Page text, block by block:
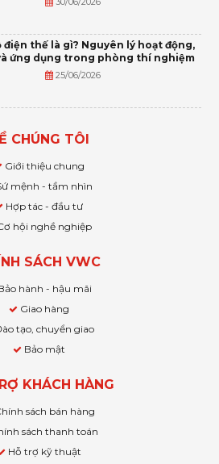
điện thế là gì? Nguyên lý hoạt động,
ứng dụng trong phòng thí nghiệm
25/06/2026
CHÚNG TÔI
Giới thiệu chung
mệnh - tầm nhìn
Hợp tác - đầu tư
hội nghề nghiệp
SÁCH VWC
hành - hậu mãi
Giao hàng
tạo, chuyển giao
Bảo mật
KHÁCH HÀNG
sách bán hàng
sách thanh toán
Hỗ trợ kỹ thuật